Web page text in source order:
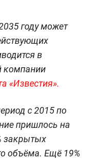
году может
в
компании
«Известия».
с 2015 по
пришлось на
закрытых
объёма. Ещё 19%